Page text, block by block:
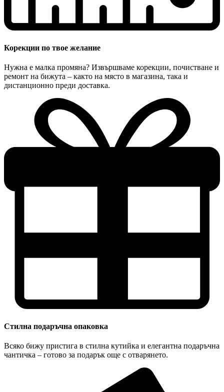
Корекции по твое желание
Нужна е малка промяна? Извършваме корекции, почистване и
ремонт на бижута – както на място в магазина, така и
дистанционно преди доставка.
Стилна подаръчна опаковка
Всяко бижу пристига в стилна кутийка и елегантна подаръчна
чантичка – готово за подарък още с отварянето.